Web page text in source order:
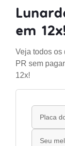
em
Veja todos os
PR sem
12x!